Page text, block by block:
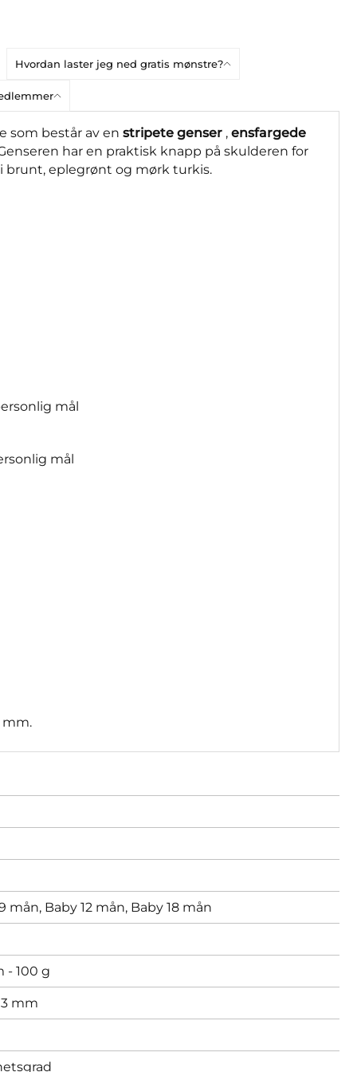
Hvordan laster jeg ned gratis mønstre?
som består av en stripete genser , ensfargede
har en praktisk knapp på skulderen for
brunt, eplegrønt og mørk turkis.
mål
mål
mm.
mån, Baby 12 mån, Baby 18 mån
- 100 g
3 mm